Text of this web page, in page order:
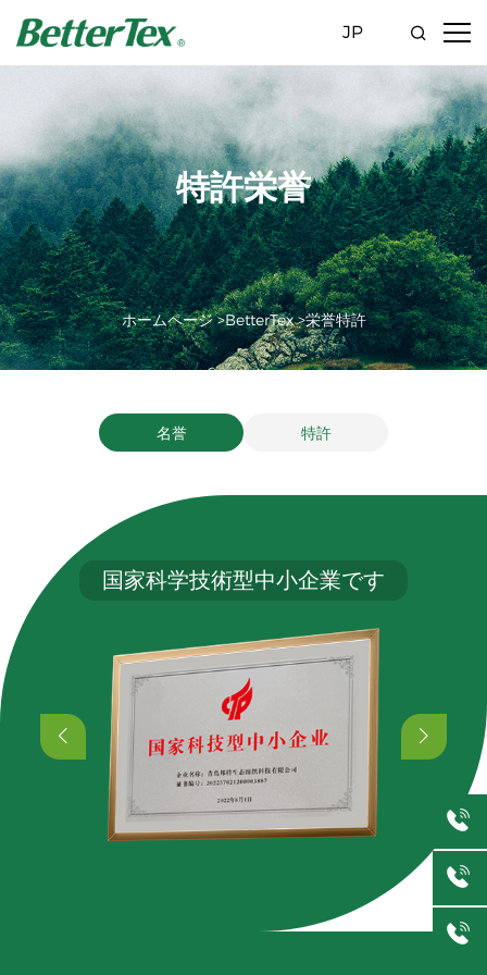
JP
特許栄誉
ホームページ >BetterTex >栄誉特許
名誉 特許
国家科学技術型中小企業です